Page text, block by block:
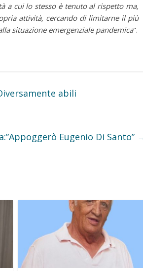
a cui lo stesso è tenuto al rispetto ma,
attività, cercando di limitarne il più
situazione emergenziale pandemica".
abili
Eugenio Di Santo”